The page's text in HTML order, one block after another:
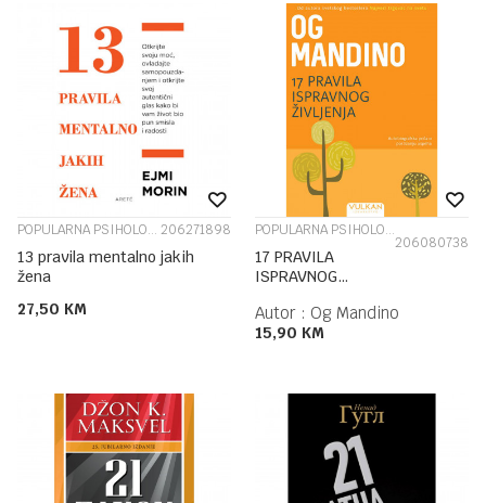
POPULARNA PSIHOLOGIJA 206271898
13 pravila mentalno jakih
žena
27,50 KM
POPULARNA PSIHOLOGIJA
206080738
17 PRAVILA
ISPRAVNOG
Autor : Og Mandino
15,90 KM